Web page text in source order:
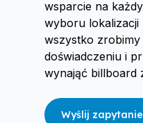
wsparcie na
wyboru
wszystko zrobimy
doświadczeniu i
wynająć billboard
Wyślij zapytanie